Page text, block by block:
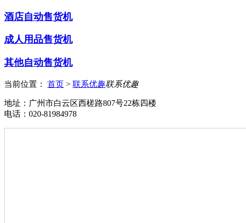
酒店自动售货机
成人用品售货机
其他自动售货机
当前位置： 首页 > 联系优趣联系优趣
地址：广州市白云区西槎路807号22栋四楼
电话：020-81984978